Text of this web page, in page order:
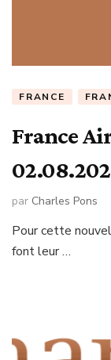
FRANCE
France
par Charles Pons
Pour cette
font leur …